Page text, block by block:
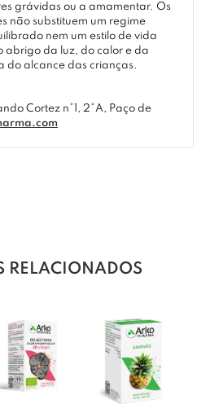
grávidas ou a amamentar. Os
não substituem um regime
nem um estilo de vida
abrigo da luz, do calor e da
do alcance das crianças.
Cortez n°1, 2°A, Paço de
RELACIONADOS